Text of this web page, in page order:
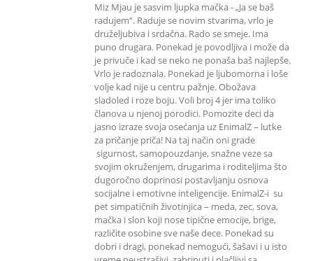
Miz Mjau je sasvim ljupka mačka - „Ja se baš
radujem“. Raduje se novim stvarima, vrlo je
druželjubiva i srdačna. Rado se smeje. Ima
puno drugara. Ponekad je povodljiva i može da
je privuče i kad se neko ne ponaša baš najlepše.
Vrlo je radoznala. Ponekad je ljubomorna i loše
volje kad nije u centru pažnje. Obožava
sladoled i roze boju. Voli broj 4 jer ima toliko
članova u njenoj porodici. Pomozite deci da
jasno izraze svoja osećanja uz EnimalZ – lutke
za pričanje priča! Na taj način oni grade
sigurnost, samopouzdanje, snažne veze sa
svojim okruženjem, drugarima i roditeljima što
dugoročno doprinosi postavljanju osnova
socijalne i emotivne inteligencije. EnimalZ-i su
pet simpatičnih životinjica – meda, zec, sova,
mačka i slon koji nose tipične emocije, brige,
različite osobine sve naše dece. Ponekad su
dobri i dragi, ponekad nemogući, šašavi i u isto